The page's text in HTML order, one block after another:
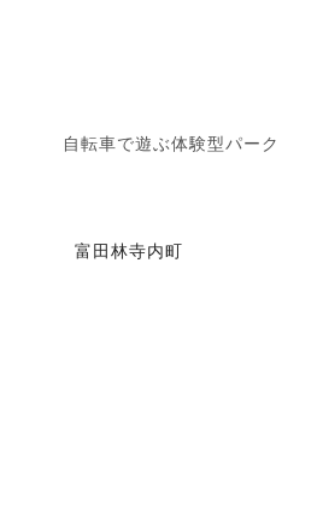
自転車で遊ぶ体験型パーク
富田林寺内町